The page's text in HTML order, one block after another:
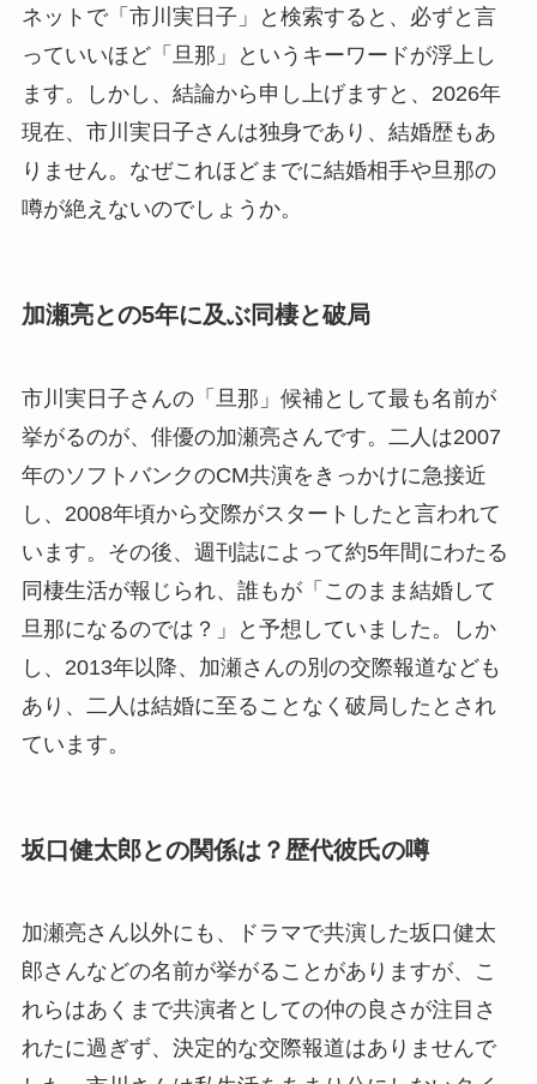
ネットで「市川実日子」と検索すると、必ずと言
っていいほど「旦那」というキーワードが浮上し
ます。しかし、結論から申し上げますと、2026年
現在、市川実日子さんは独身であり、結婚歴もあ
りません。なぜこれほどまでに結婚相手や旦那の
噂が絶えないのでしょうか。
加瀬亮との5年に及ぶ同棲と破局
市川実日子さんの「旦那」候補として最も名前が
挙がるのが、俳優の加瀬亮さんです。二人は2007
年のソフトバンクのCM共演をきっかけに急接近
し、2008年頃から交際がスタートしたと言われて
います。その後、週刊誌によって約5年間にわたる
同棲生活が報じられ、誰もが「このまま結婚して
旦那になるのでは？」と予想していました。しか
し、2013年以降、加瀬さんの別の交際報道なども
あり、二人は結婚に至ることなく破局したとされ
ています。
坂口健太郎との関係は？歴代彼氏の噂
加瀬亮さん以外にも、ドラマで共演した坂口健太
郎さんなどの名前が挙がることがありますが、こ
れらはあくまで共演者としての仲の良さが注目さ
れたに過ぎず、決定的な交際報道はありませんで